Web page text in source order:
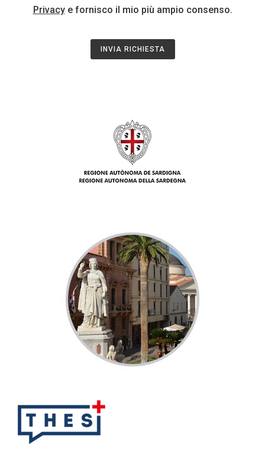
Privacye fornisco il mio più ampio consenso.
INVIA RICHIESTA